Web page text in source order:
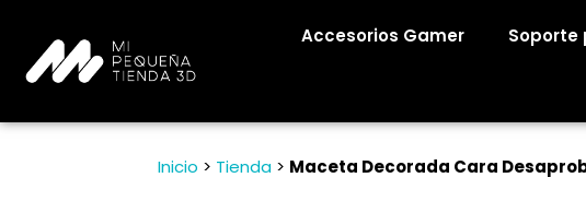
Accesorios Gamer Soporte
Inicio > Tienda > Maceta Decorada Cara